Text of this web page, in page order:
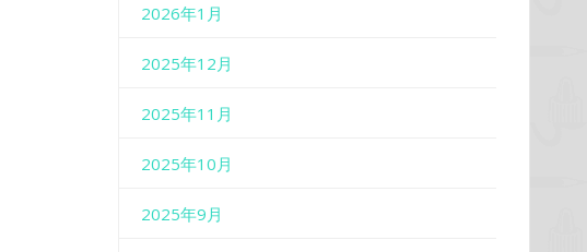
2026年1月
2025年12月
2025年11月
2025年10月
2025年9月